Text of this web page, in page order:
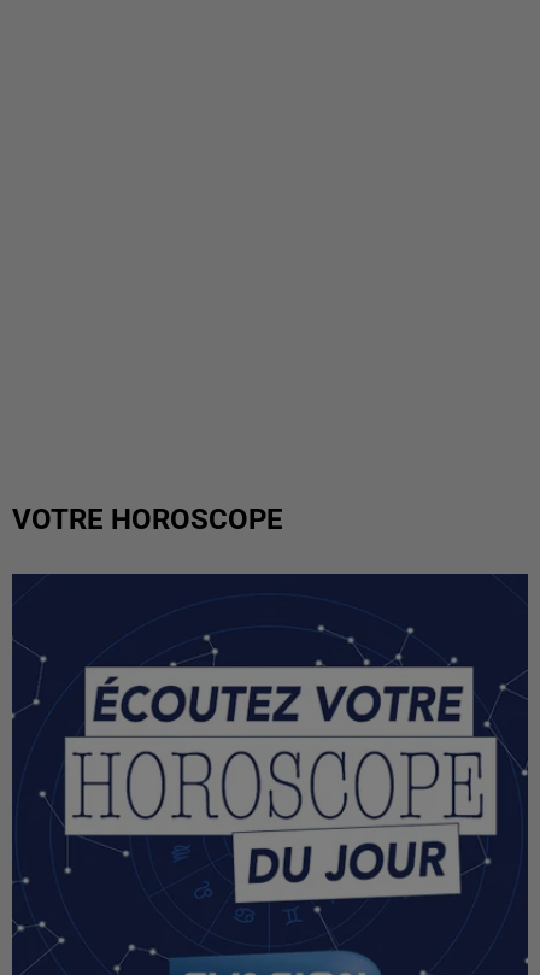
VOTRE HOROSCOPE